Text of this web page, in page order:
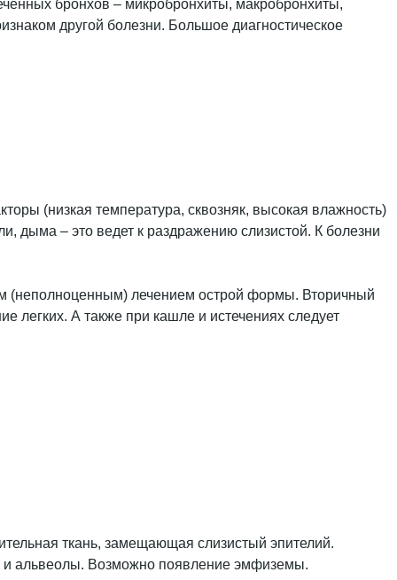
бронхов – микробронхиты, макробронхиты,
другой болезни. Большое диагностическое
(низкая температура, сквозняк, высокая влажность)
дыма – это ведет к раздражению слизистой. К болезни
(неполноценным) лечением острой формы. Вторичный
легких. А также при кашле и истечениях следует
ткань, замещающая слизистый эпителий.
и альвеолы. Возможно появление эмфиземы.